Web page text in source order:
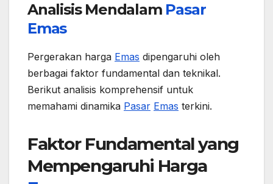
Analisis Mendalam Pasar
Emas
Pergerakan harga Emas dipengaruhi oleh
berbagai faktor fundamental dan teknikal.
Berikut analisis komprehensif untuk
memahami dinamika Pasar Emas terkini.
Faktor Fundamental yang
Mempengaruhi Harga